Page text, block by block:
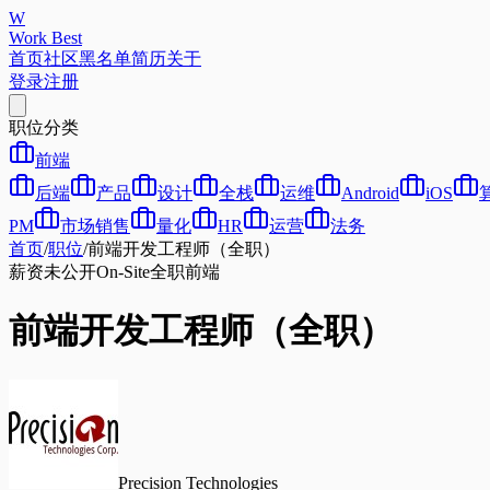
W
Work Best
首页社区黑名单简历关于
登录注册
职位分类
前端
后端
产品 设计 全栈 运维 Android iOS
PM
市场销售 量化 HR 运营
法务
首页/职位/前端开发工程师（全职）
薪资未公开On-Site全职前端
前端开发工程师（全职）
Precision Technologies